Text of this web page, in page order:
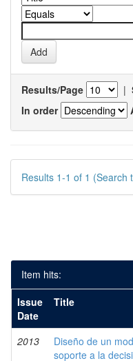
Results/Page |
In order
Results 1-1 of 1 (Search
Item hits:
Issue
Date
Title
2013
Diseño de un
soporte a la